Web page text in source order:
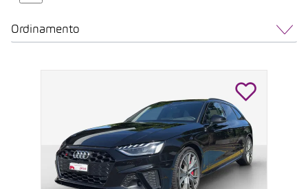
Ordinamento